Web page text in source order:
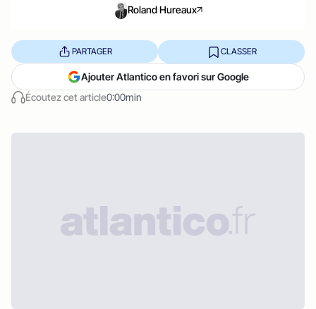
Roland Hureaux
Écoutez cet article0:00min
PARTAGER CLASSER
Ajouter Atlantico en favori sur Google